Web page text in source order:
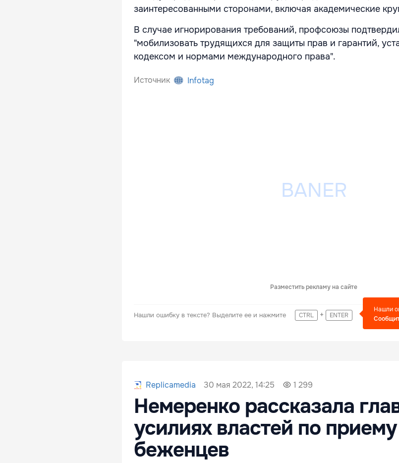
заинтересованными сторонами, включая академические
В случае игнорирования требований, профсоюзы
"мобилизовать трудящихся для защиты прав и гарантий,
кодексом и нормами международного права".
Источник Infotag
Разместить рекламу на сайте
Нашли ошибку в тексте? Выделите ее и нажмите CTRL + ENTER
Нашли
Replicamedia 30 мая 2022, 14:25 1 299
Немеренко рассказала
усилиях властей по приему
беженцев